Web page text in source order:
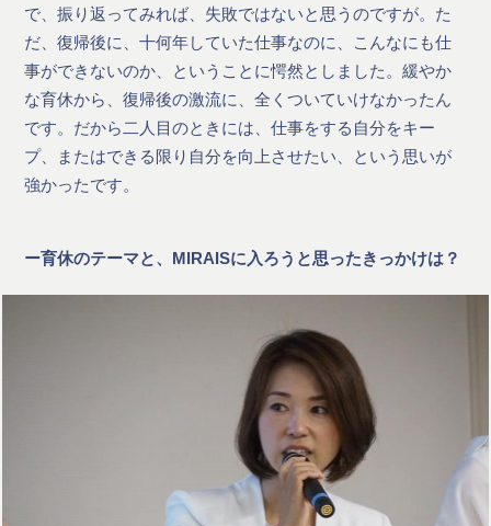
で、振り返ってみれば、失敗ではないと思うのですが。た
だ、復帰後に、十何年していた仕事なのに、こんなにも仕
事ができないのか、ということに愕然としました。緩やか
な育休から、復帰後の激流に、全くついていけなかったん
です。だから二人目のときには、仕事をする自分をキー
プ、またはできる限り自分を向上させたい、という思いが
強かったです。
ー育休のテーマと、MIRAISに入ろうと思ったきっかけは？